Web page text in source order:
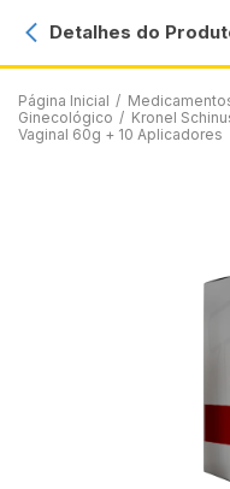
Página Inicial /
Ginecológico / Kronel
Vaginal 60g + 10 Aplicadores
Detalhes do